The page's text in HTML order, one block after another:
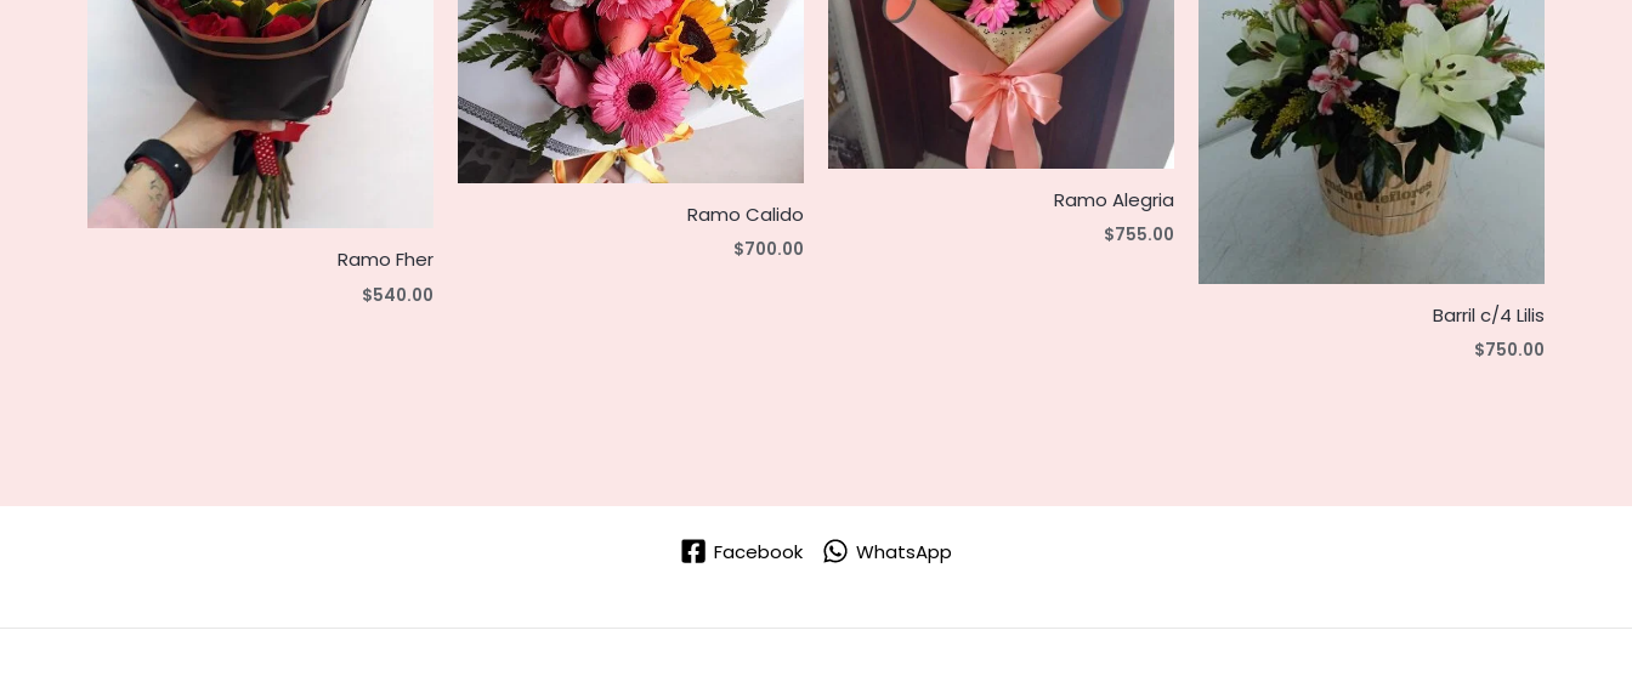
Ramo Fher
$540.00
Ramo Calido
$700.00
Ramo Alegria
$755.00
Barril c/4 Lilis
$750.00
Facebook WhatsApp